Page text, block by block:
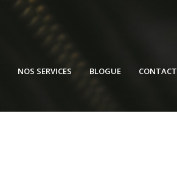
NOS SERVICES BLOGUE CONTACT